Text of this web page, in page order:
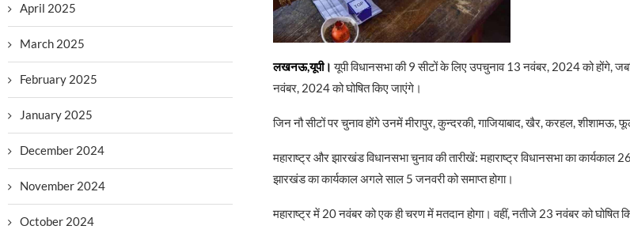
लखनऊ,यूपी। यूपी विधानसभा की 9 सीटों के लिए उपचुनाव 13 नवंबर, 2024 को होंगे,
नवंबर, 2024 को घोषित किए जाएंगे।
जिन नौ सीटों पर चुनाव होंगे उनमें मीरापुर, कुन्दरकी, गाजियाबाद, खैर, करहल, शीशामऊ,
महाराष्ट्र और झारखंड विधानसभा चुनाव की तारीखें: महाराष्ट्र विधानसभा का कार्यकाल
झारखंड का कार्यकाल अगले साल 5 जनवरी को समाप्त होगा।
महाराष्ट्र में 20 नवंबर को एक ही चरण में मतदान होगा। वहीं, नतीजे 23 नवंबर को घोषित
April 2025
March 2025
February 2025
January 2025
December 2024
November 2024
October 2024